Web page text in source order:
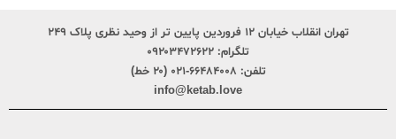
تهران انقلاب خیابان ۱۲ فروردین پایین تر از وحید نظری پلاک ۲۴۹
تلگرام: ۰۹۲۰۳۴۷۲۶۲۲
تلفن: ۶۶۴۸۴۰۰۸-۰۲۱ (۲۰ خط)
info@ketab.love